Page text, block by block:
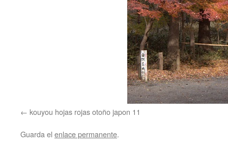
kouyou hojas rojas otoño japon 11
Guarda el enlace permanente.